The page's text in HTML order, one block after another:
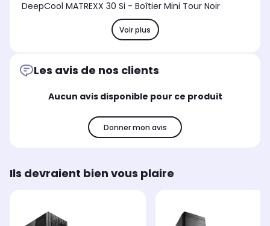
DeepCool MATREXX 30 Si - Boîtier Mini Tour Noir
Voir plus
Les avis de nos clients
Aucun avis disponible pour ce produit
Donner mon avis
Ils devraient bien vous plaire